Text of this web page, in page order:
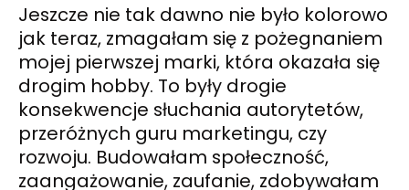
Jeszcze nie tak dawno nie było kolorowo
jak teraz, zmagałam się z pożegnaniem
mojej pierwszej marki, która okazała się
drogim hobby. To były drogie
konsekwencje słuchania autorytetów,
przeróżnych guru marketingu, czy
rozwoju. Budowałam społeczność,
zaangażowanie, zaufanie, zdobywałam